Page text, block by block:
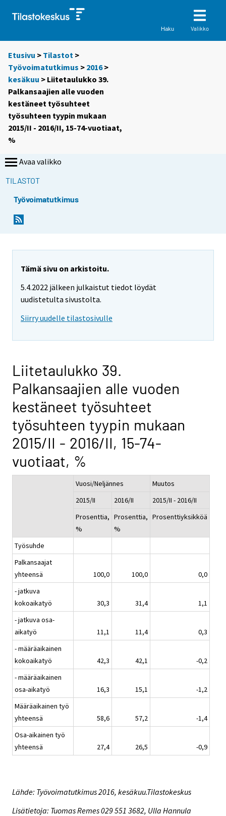
Haku Valikko
Etusivu > Tilastot >
Työvoimatutkimus > 2016>
kesäkuu > Liitetaulukko 39.
Palkansaajien alle vuoden
kestäneet työsuhteet
työsuhteen tyypin mukaan
2015/II - 2016/II, 15-74-vuotiaat,
%
Avaa valikko
TILASTOT
Työvoimatutkimus
Tämä sivu on arkistoitu.
5.4.2022 jälkeen julkaistut tiedot löydät
uudistetulta sivustolta.
Siirry uudelle tilastosivulle
Liitetaulukko 39.
Palkansaajien alle vuoden
kestäneet työsuhteet
työsuhteen tyypin mukaan
2015/II - 2016/II, 15-74-
vuotiaat, %
Vuosi/Neljännes
Muutos
2015/II
2016/II
2015/II - 2016/II
Prosenttia,
%
Prosenttia,
%
Prosenttiyksikköä
Työsuhde
Palkansaajat
yhteensä
100,0 100,0
0,0
- jatkuva
kokoaikatyö
30,3 31,4
1,1
- jatkuva osa-
aikatyö
11,1 11,4
0,3
- määräaikainen
kokoaikatyö
42,3 42,1
-0,2
- määräaikainen
osa-aikatyö
16,3 15,1
-1,2
Määräaikainen työ
yhteensä
58,6 57,2
-1,4
Osa-aikainen työ
yhteensä
27,4 26,5 -0,9
Lähde: Työvoimatutkimus 2016, kesäkuu.Tilastokeskus
Lisätietoja: Tuomas Remes 029 551 3682, Ulla Hannula